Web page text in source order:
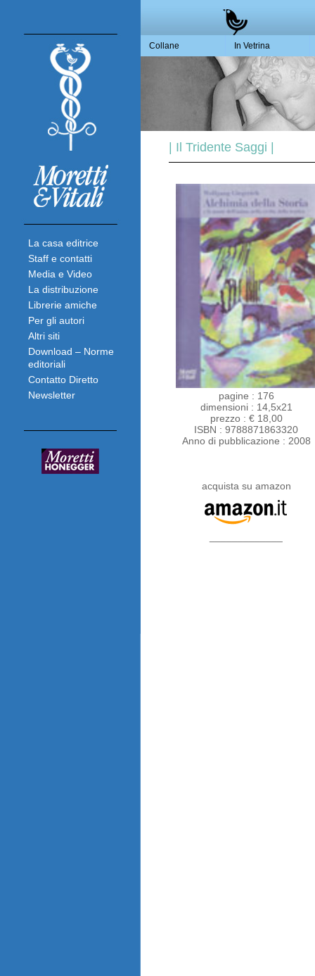
La casa editrice
Staff e contatti
Media e Video
La distribuzione
Librerie amiche
Per gli autori
Altri siti
Download – Norme
editoriali
Contatto Diretto
Newsletter
Collane In Vetrina
| Il Tridente Saggi |
pagine : 176
dimensioni : 14,5x21
prezzo : € 18,00
ISBN : 9788871863320
Anno di pubblicazione : 2008
acquista su amazon